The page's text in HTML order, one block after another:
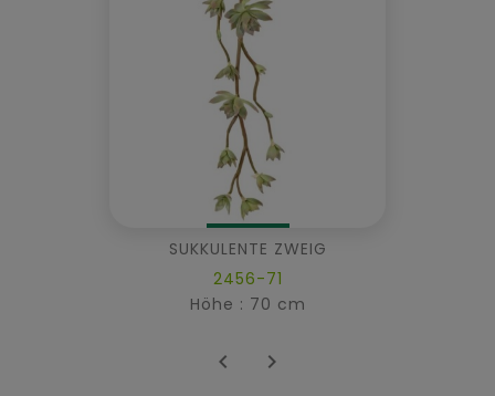
SUKKULENTE ZWEIG
2456-71
Höhe : 70 cm
 